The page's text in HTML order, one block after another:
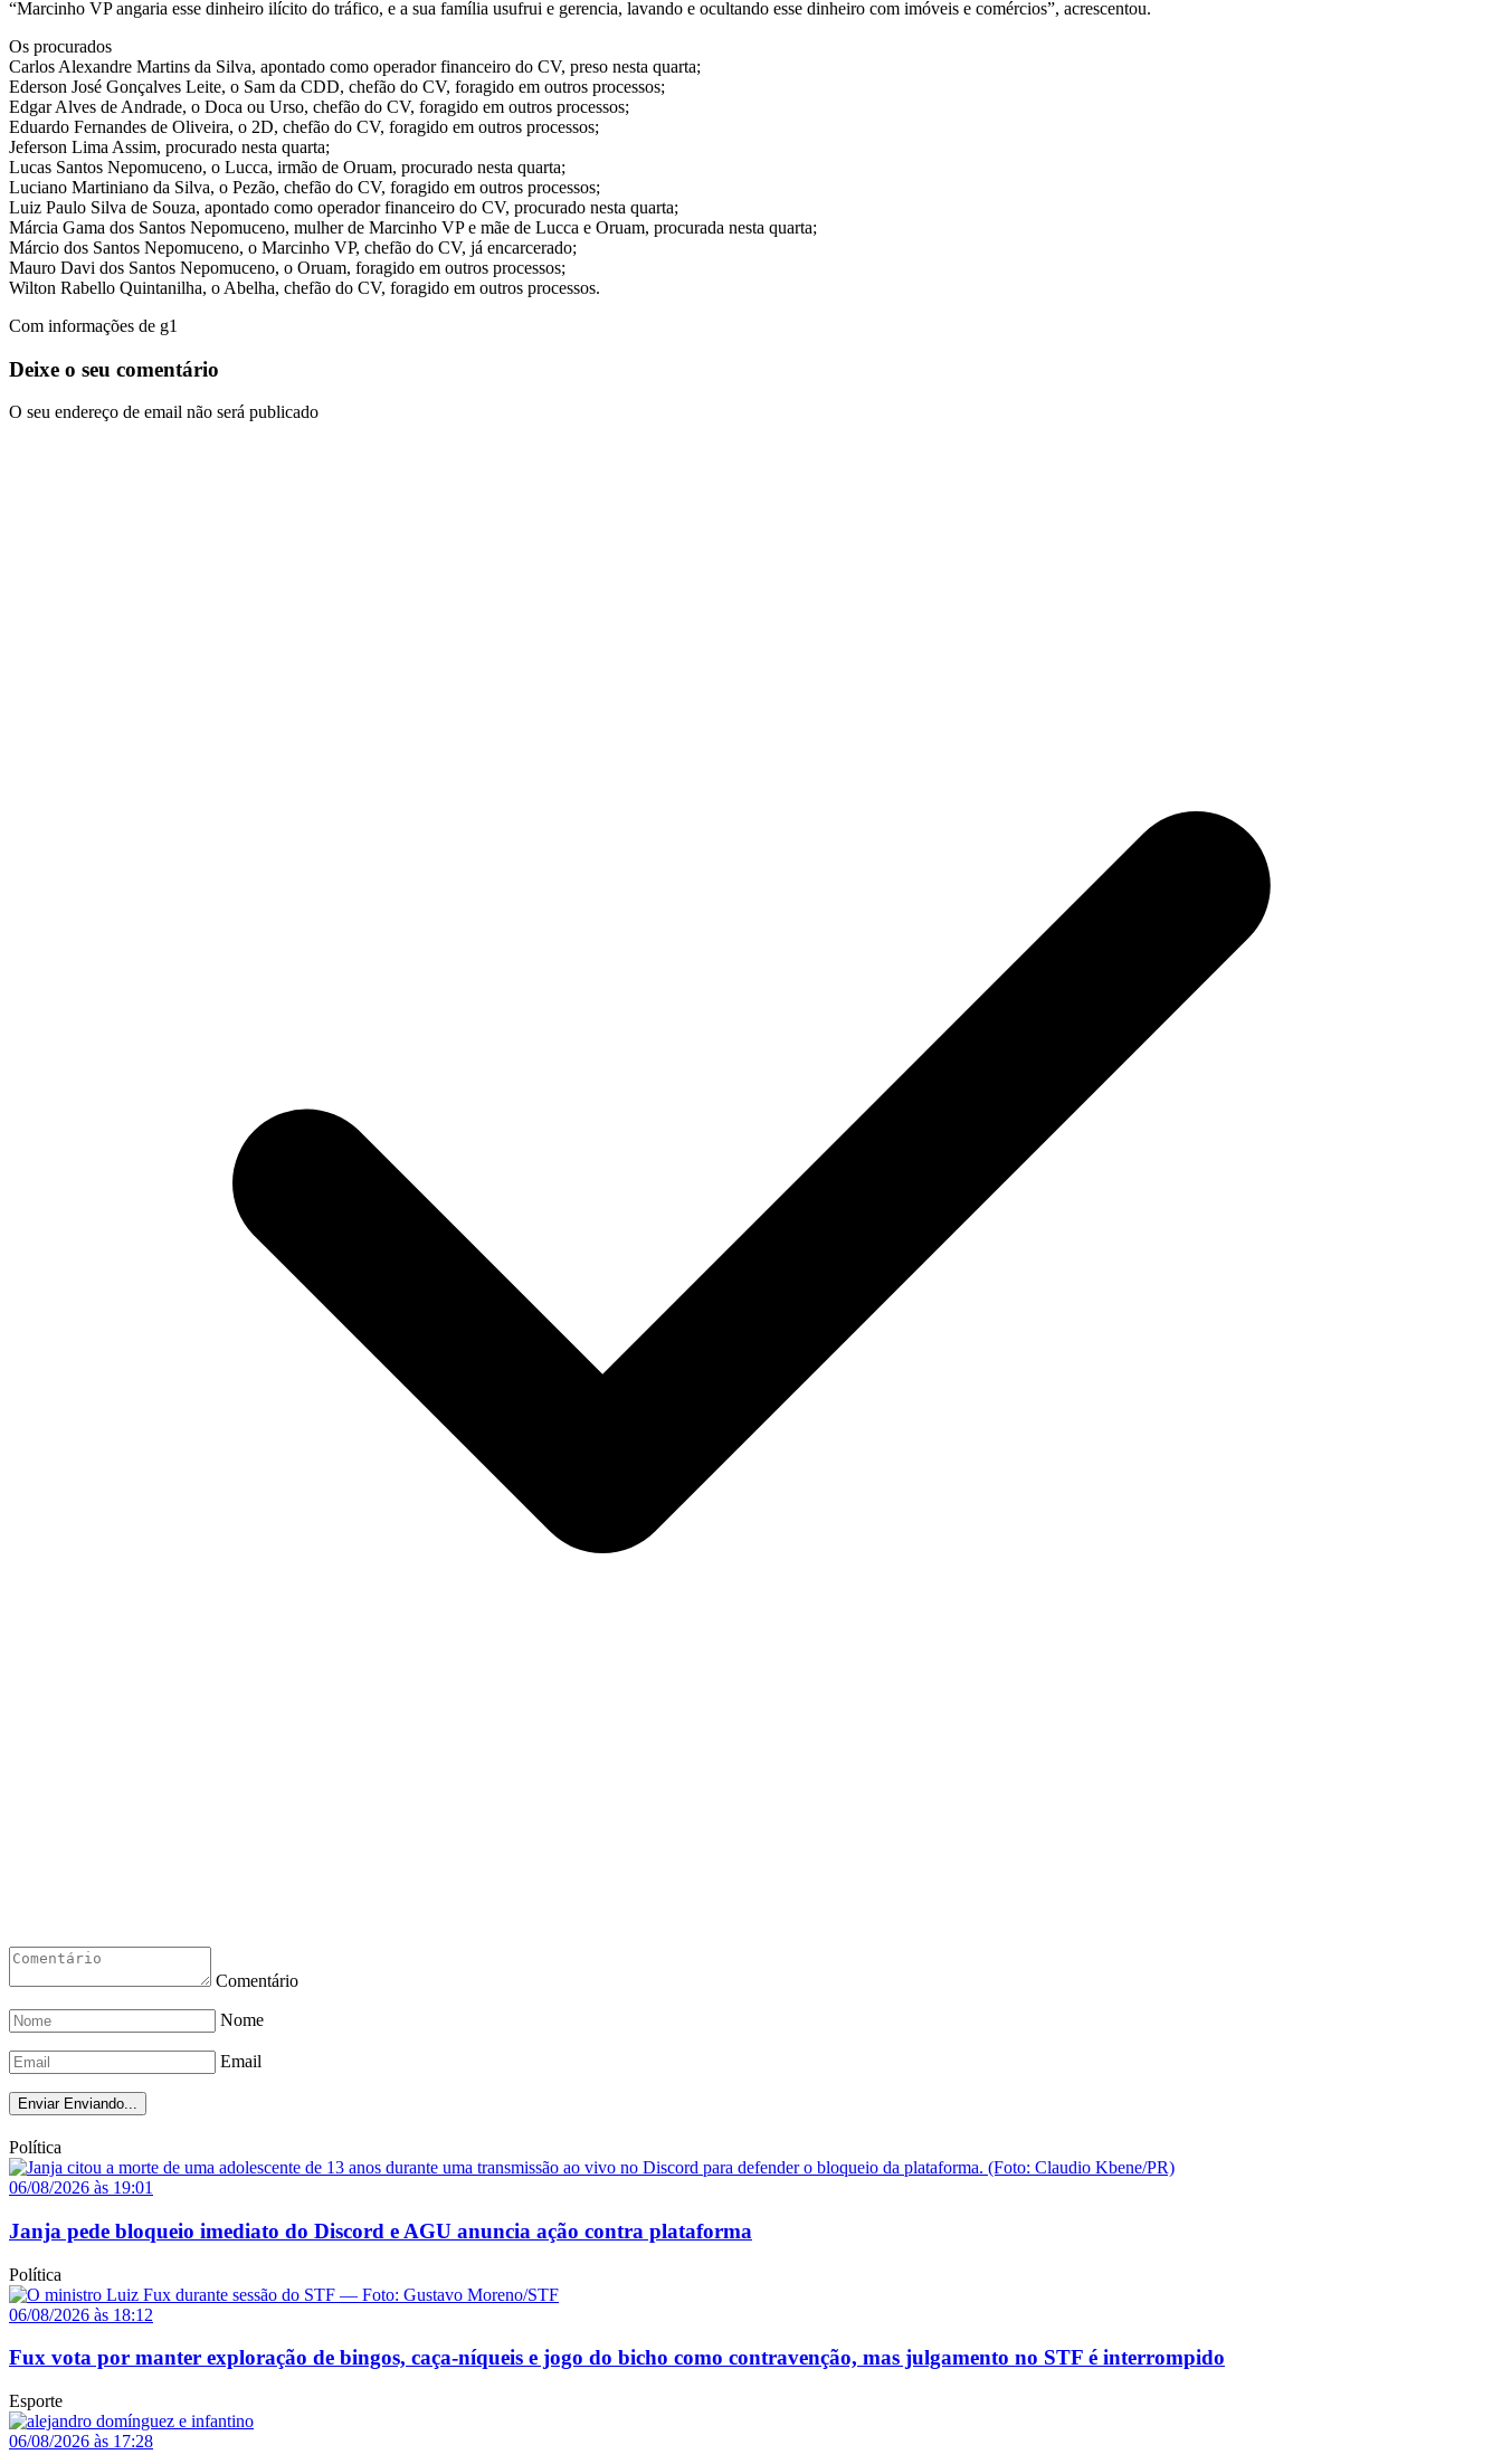
“Marcinho VP angaria esse dinheiro ilícito do tráfico, e a sua família usufrui e gerencia, lavando e ocultando esse dinheiro com imóveis e comércios”, acrescentou.
Os procurados
Carlos Alexandre Martins da Silva, apontado como operador financeiro do CV, preso nesta quarta;
Ederson José Gonçalves Leite, o Sam da CDD, chefão do CV, foragido em outros processos;
Edgar Alves de Andrade, o Doca ou Urso, chefão do CV, foragido em outros processos;
Eduardo Fernandes de Oliveira, o 2D, chefão do CV, foragido em outros processos;
Jeferson Lima Assim, procurado nesta quarta;
Lucas Santos Nepomuceno, o Lucca, irmão de Oruam, procurado nesta quarta;
Luciano Martiniano da Silva, o Pezão, chefão do CV, foragido em outros processos;
Luiz Paulo Silva de Souza, apontado como operador financeiro do CV, procurado nesta quarta;
Márcia Gama dos Santos Nepomuceno, mulher de Marcinho VP e mãe de Lucca e Oruam, procurada nesta quarta;
Márcio dos Santos Nepomuceno, o Marcinho VP, chefão do CV, já encarcerado;
Mauro Davi dos Santos Nepomuceno, o Oruam, foragido em outros processos;
Wilton Rabello Quintanilha, o Abelha, chefão do CV, foragido em outros processos.
Com informações de g1
Deixe o seu comentário
O seu endereço de email não será publicado
Comentário
Nome
Email
Enviar Enviando...
Política
06/08/2026 às 19:01
Janja pede bloqueio imediato do Discord e AGU anuncia ação contra plataforma
Política
06/08/2026 às 18:12
Fux vota por manter exploração de bingos, caça-níqueis e jogo do bicho como contravenção, mas julgamento no STF é interrompido
Esporte
06/08/2026 às 17:28